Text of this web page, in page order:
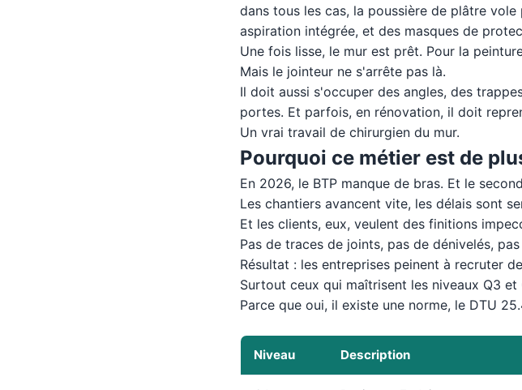
dans tous les cas, la poussière de plâtre
aspiration intégrée, et des masques de
Une fois lisse, le mur est prêt. Pour la
Mais le jointeur ne s'arrête pas là.
Il doit aussi s'occuper des angles, des
portes. Et parfois, en rénovation, il doit
Un vrai travail de chirurgien du mur.
Pourquoi ce métier est de
En 2026, le BTP manque de bras. Et le
Les chantiers avancent vite, les délais sont
Et les clients, eux, veulent des finitions
Pas de traces de joints, pas de dénivelés,
Résultat : les entreprises peinent à recruter
Surtout ceux qui maîtrisent les niveaux Q3 et
Parce que oui, il existe une norme, le DTU
Niveau Description